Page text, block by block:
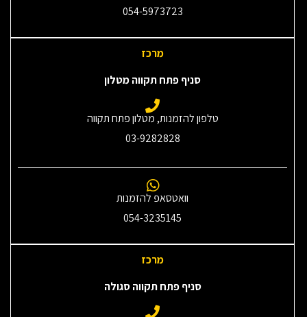
054-5973723
מרכז
סניף פתח תקווה מטלון
טלפון להזמנות, מטלון פתח תקווה
03-9282828
וואטסאפ להזמנות
054-3235145‎
מרכז
סניף פתח תקווה סגולה